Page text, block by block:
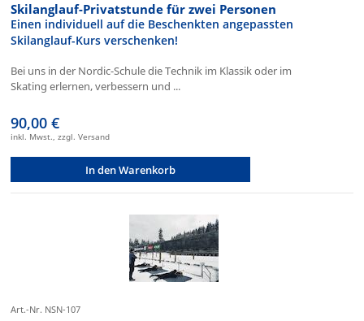
Skilanglauf-Privatstunde für zwei Personen
Einen individuell auf die Beschenkten angepassten
Skilanglauf-Kurs verschenken!
Bei uns in der Nordic-Schule die Technik im Klassik oder im
Skating erlernen, verbessern und ...
90,00 €
inkl. Mwst., zzgl. Versand
In den Warenkorb
Art.-Nr. NSN-107